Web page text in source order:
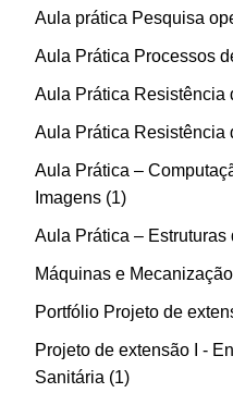
Aula prática Pesquisa
Aula Prática Processos
Aula Prática Resistência
Aula Prática Resistência
Aula Prática –
Imagens 1
Aula Prática – Estruturas
Máquinas e
Portfólio Projeto de
Projeto de extensão I -
Sanitária
1